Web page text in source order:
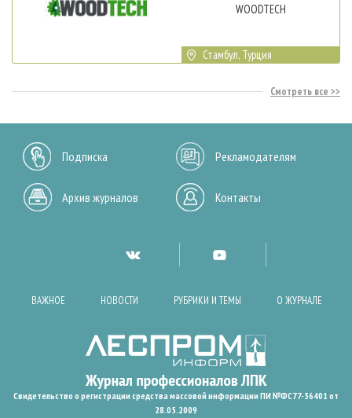
WOODTECH
Стамбул, Турция
Смотреть все
Подписка Рекламодателям
Архив журналов Контакты
ВАЖНОЕ НОВОСТИ РУБРИКИ И ТЕМЫ О ЖУРНАЛЕ
Свидетельство о регистрации средства массовой информации ПИ №ФС77-36401 от
28.05.2009